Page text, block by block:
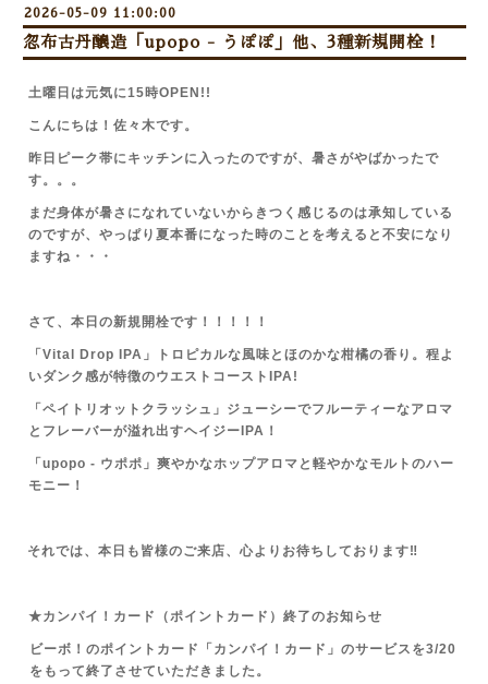
2026-05-09 11:00:00
忽布古丹醸造「upopo - うぽぽ」他、3種新規開栓！
土曜日は元気に15時OPEN!!
こんにちは！佐々木です。
昨日ピーク帯にキッチンに入ったのですが、暑さがやばかったで
す。。。
まだ身体が暑さになれていないからきつく感じるのは承知している
のですが、やっぱり夏本番になった時のことを考えると不安になり
ますね・・・
さて、本日の新規開栓です！！！！！
「Vital Drop IPA」トロピカルな風味とほのかな柑橘の香り。程よ
いダンク感が特徴のウエストコーストIPA!
「ペイトリオットクラッシュ」ジューシーでフルーティーなアロマ
とフレーバーが溢れ出すヘイジーIPA！
「upopo - ウポポ」爽やかなホップアロマと軽やかなモルトのハー
モニー！
それでは、本日も皆様のご来店、心よりお待ちしております‼
★カンパイ！カード（ポイントカード）終了のお知らせ
ビーボ！のポイントカード「カンパイ！カード」のサービスを3/20
をもって終了させていただきました。